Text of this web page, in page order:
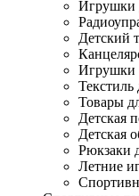
Игрушки
Детский
Игрушки
Текстиль
Товары
Детская
Детская
Рюкзаки
Летние